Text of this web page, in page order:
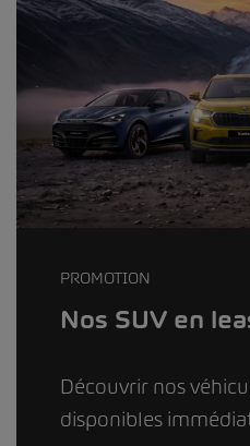
PROMOTION
Nos SUV en
Découvrir nos
disponibles